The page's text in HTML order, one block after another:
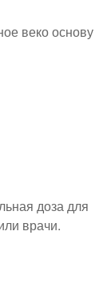
веко основу
доза для
врачи.